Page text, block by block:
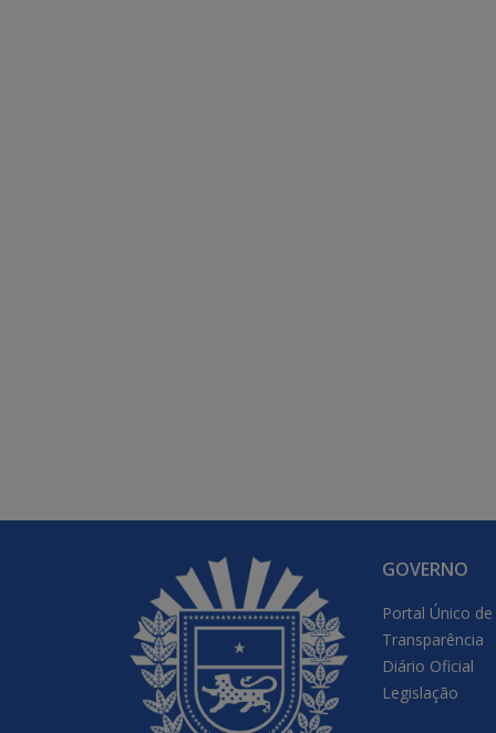
GOVERNO
Portal Único
Transparência
Diário Oficial
Legislação